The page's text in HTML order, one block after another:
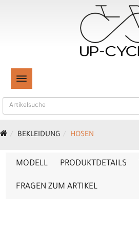
TOGGLE NAVIGATION
BEKLEIDUNG HOSEN
MODELL PRODUKTDETAILS
FRAGEN ZUM ARTIKEL